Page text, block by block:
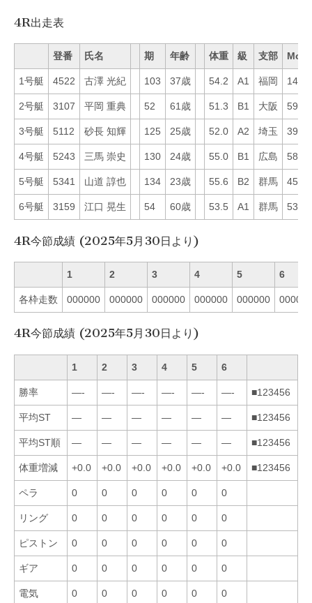
4R出走表
登番 氏名 期 年齢 体重 級 支部 Mo
1号艇 4522 古澤 光紀 103 37歳 54.2 A1 福岡 14
2号艇 3107 平岡 重典 52 61歳 51.3 B1 大阪 59
3号艇 5112 砂長 知輝 125 25歳 52.0 A2 埼玉 39
4号艇 5243 三馬 崇史 130 24歳 55.0 B1 広島 58
5号艇 5341 山道 諄也 134 23歳 55.6 B2 群馬 45
6号艇 3159 江口 晃生 54 60歳 53.5 A1 群馬 53
4R今節成績 (2025年5月30日より)
1 2 3 4 5 6
各枠走数 000000 000000 000000 000000 000000 000000
4R今節成績 (2025年5月30日より)
1 2 3 4 5 6
勝率 —- —- —- —- —- —- ■123456
平均ST — — — — — — ■123456
平均ST順 — — — — — — ■123456
体重増減 +0.0 +0.0 +0.0 +0.0 +0.0 +0.0 ■123456
ペラ 0 0 0 0 0 0
リング 0 0 0 0 0 0
ピストン 0 0 0 0 0 0
ギア 0 0 0 0 0 0
電気 0 0 0 0 0 0